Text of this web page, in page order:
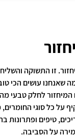
זו התשוקה
שאנחנו עושים הכי
המיחזור לחלק טבעי
על כל סוגי החומרים,
טיפים ופתרונות
על הסביבה.